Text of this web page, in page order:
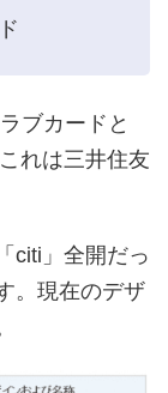
ブカードと
れは三井住友
citi」全開だっ
。現在のデザ